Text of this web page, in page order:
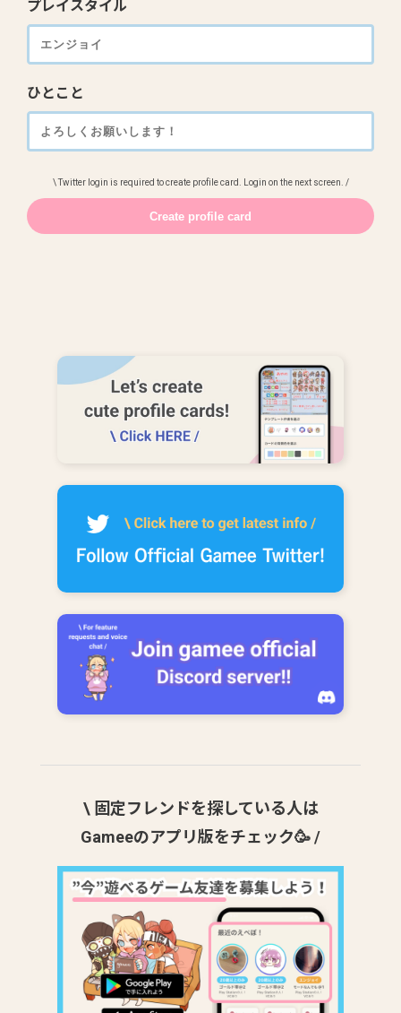
プレイスタイル
ひとこと
\ Twitter login is required to create profile card. Login on the next screen. /
\ 固定フレンドを探している人は
Gameeのアプリ版をチェック🥳 /